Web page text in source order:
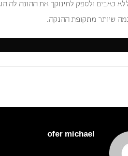
כאבים ולספק לתינוקך את ההזנה
שיותר מתקופת ההנקה.
ofer michael